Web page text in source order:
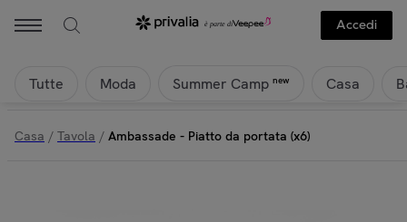
Accedi
Tutte Moda Summer Camp new Casa
Casa / Tavola / Ambassade - Piatto da portata (x6)